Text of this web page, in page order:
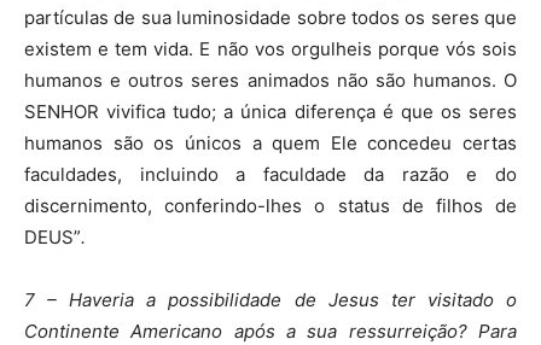
partículas de sua luminosidade sobre todos os seres que
existem e tem vida. E não vos orgulheis porque vós sois
humanos e outros seres animados não são humanos. O
SENHOR vivifica tudo; a única diferença é que os seres
humanos são os únicos a quem Ele concedeu certas
faculdades, incluindo a faculdade da razão e do
discernimento, conferindo-lhes o status de filhos de
DEUS”.
7 – Haveria a possibilidade de Jesus ter visitado o
Continente Americano após a sua ressurreição? Para